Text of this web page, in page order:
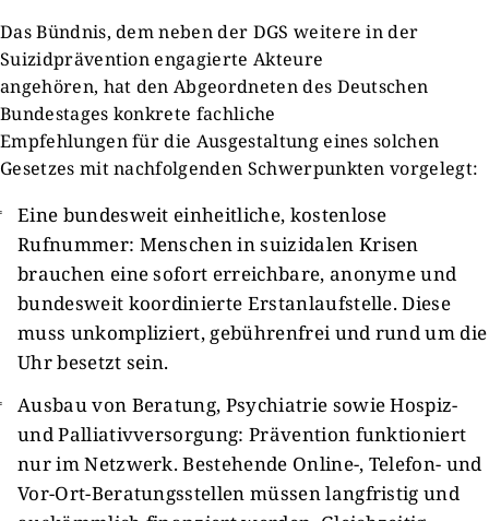
Das Bündnis, dem neben der DGS weitere in der
Suizidprävention engagierte Akteure
angehören, hat den Abgeordneten des Deutschen
Bundestages konkrete fachliche
Empfehlungen für die Ausgestaltung eines solchen
Gesetzes mit nachfolgenden Schwerpunkten vorgelegt:
Eine bundesweit einheitliche, kostenlose
Rufnummer: Menschen in suizidalen Krisen
brauchen eine sofort erreichbare, anonyme und
bundesweit koordinierte Erstanlaufstelle. Diese
muss unkompliziert, gebührenfrei und rund um die
Uhr besetzt sein.
Ausbau von Beratung, Psychiatrie sowie Hospiz-
und Palliativversorgung: Prävention funktioniert
nur im Netzwerk. Bestehende Online-, Telefon- und
Vor-Ort-Beratungsstellen müssen langfristig und